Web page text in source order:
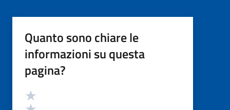
Quanto sono chiare le
informazioni su questa
pagina?
Valutazione